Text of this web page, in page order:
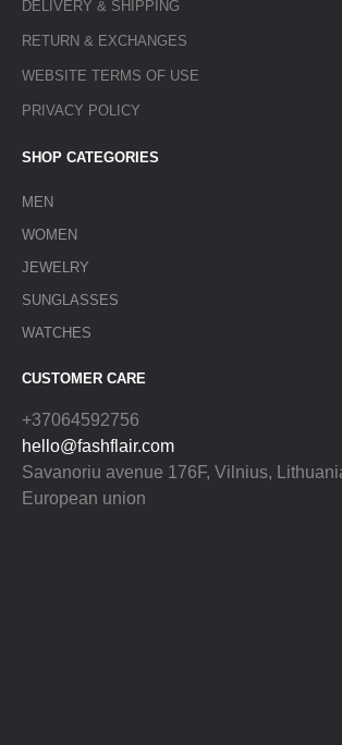
DELIVERY & SHIPPING
RETURN & EXCHANGES
WEBSITE TERMS OF USE
PRIVACY POLICY
SHOP CATEGORIES
MEN
WOMEN
JEWELRY
SUNGLASSES
WATCHES
CUSTOMER CARE
+37064592756
hello@fashflair.com
Savanoriu avenue 176F, Vilnius,
European union